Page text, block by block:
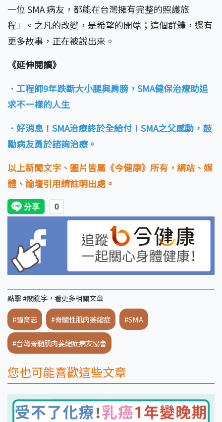
一位 SMA 病友，都能在台灣擁有完整的照護旅
程」。之凡的改變，是希望的開端；這個群體，還有
更多故事，正在被說出來。
《延伸閱讀》
．工程師9年跌斷大小腿與肩膀，SMA健保治療助追
求不一樣的人生
．好消息！SMA治療終於全給付！SMA之父感動，鼓
勵病友勇於諮詢治療。
以上新聞文字、圖片皆屬《今健康》所有，網站、媒
體、論壇引用請註明出處。
點擊 #關鍵字，看更多相關文章
#鐘育志 #脊髓性肌肉萎縮症 #SMA
#台灣脊髓肌肉萎縮症病友協會
您也可能喜歡這些文章